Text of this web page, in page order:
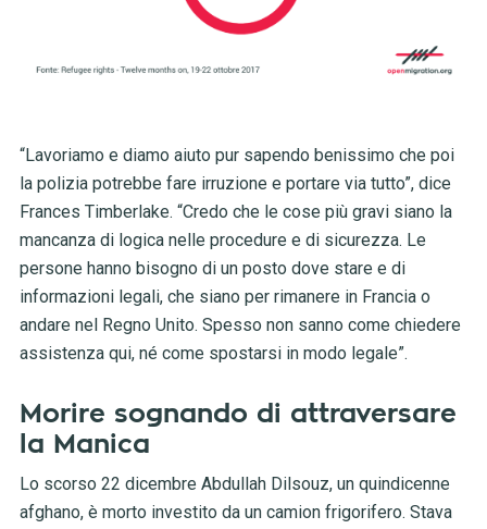
“Lavoriamo e diamo aiuto pur sapendo benissimo che poi
la polizia potrebbe fare irruzione e portare via tutto”, dice
Frances Timberlake. “Credo che le cose più gravi siano la
mancanza di logica nelle procedure e di sicurezza. Le
persone hanno bisogno di un posto dove stare e di
informazioni legali, che siano per rimanere in Francia o
andare nel Regno Unito. Spesso non sanno come chiedere
assistenza qui, né come spostarsi in modo legale”.
Morire sognando di attraversare
la Manica
Lo scorso 22 dicembre Abdullah Dilsouz, un quindicenne
afghano, è morto investito da un camion frigorifero. Stava